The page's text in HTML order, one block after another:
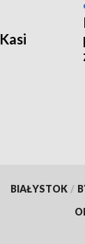
BIAŁYSTOK /